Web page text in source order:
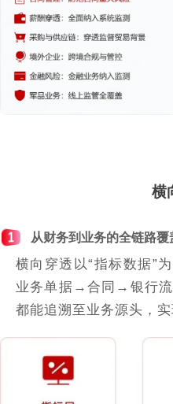
横
1 从财务到业务的全链路覆
横向穿透以“指标数据
业务单据→合同→银行流
都能追溯至业务源头，